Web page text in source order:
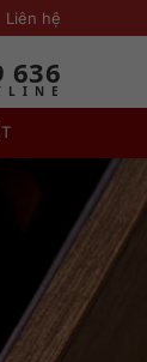
Liên hệ
636